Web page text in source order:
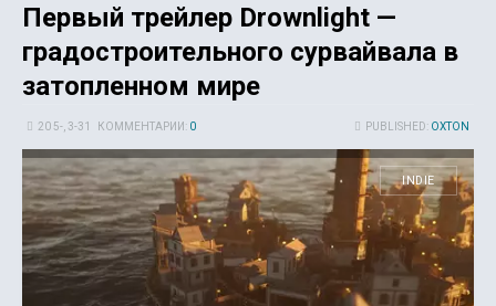
Первый трейлер Drownlight —
градостроительного сурвайвала в
затопленном мире
PUBLISHED: OXTON
20 5-, 3-31 КОММЕНТАРИИ: 0
INDIE